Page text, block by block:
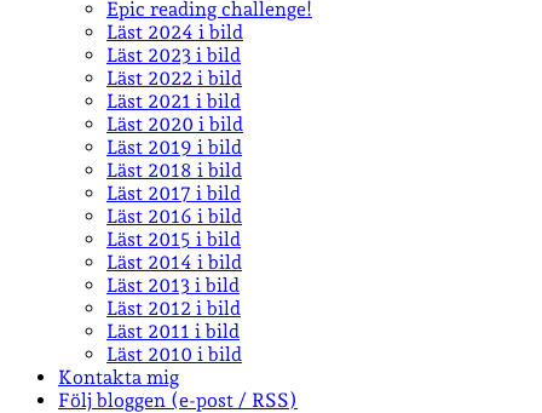
Epic reading challenge!
Läst 2024 i bild
Läst 2023 i bild
Läst 2022 i bild
Läst 2021 i bild
Läst 2020 i bild
Läst 2019 i bild
Läst 2018 i bild
Läst 2017 i bild
Läst 2016 i bild
Läst 2015 i bild
Läst 2014 i bild
Läst 2013 i bild
Läst 2012 i bild
Läst 2011 i bild
Läst 2010 i bild
Kontakta mig
Följ bloggen (e-post / RSS)